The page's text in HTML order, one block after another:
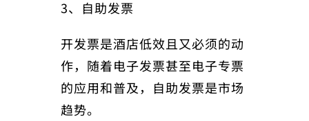
3、自助发票
开发票是酒店低效且又必须的动
作，随着电子发票甚至电子专票
的应用和普及，自助发票是市场
趋势。